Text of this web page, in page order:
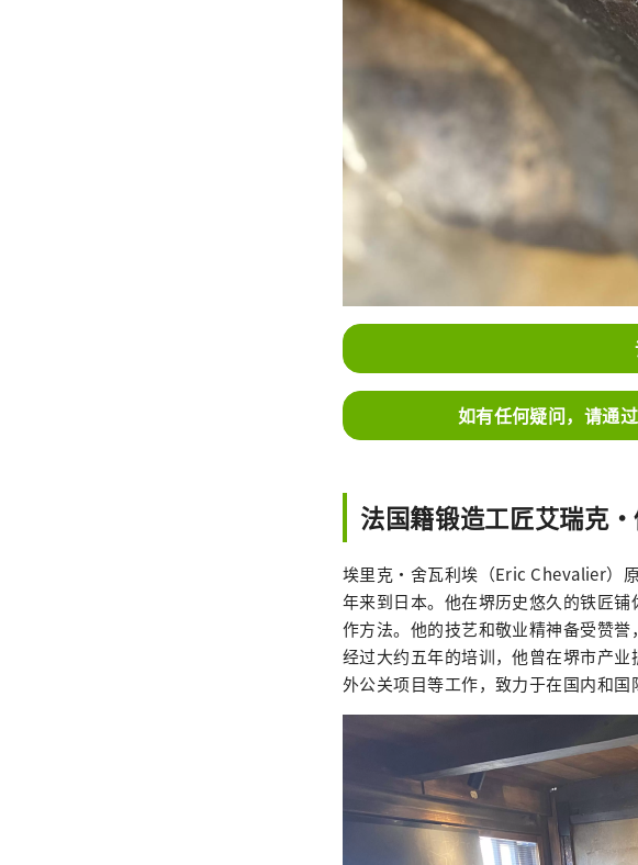
如有任何疑问，请通
法国籍锻造工匠艾瑞克
埃里克·舍瓦利埃（Eric Chevalier）
年来到日本。他在堺历史悠久的铁匠
作方法。他的技艺和敬业精神备受赞
经过大约五年的培训，他曾在堺市产
外公关项目等工作，致力于在国内和国